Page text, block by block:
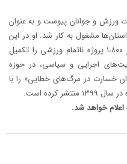
ورزش و جوانان پیوست و به عنوان
مشغول به کار شد. او در این
نقش اعلام کرد که دولت سیزدهم بیش از ۱،۸۰۰ پروژه ناتمام ورزشی را تکمیل
اجرایی و سیاسی، در حوزه
خسارت در مرگ‌های خطایی» را با
کرده است.
خواهد شد.